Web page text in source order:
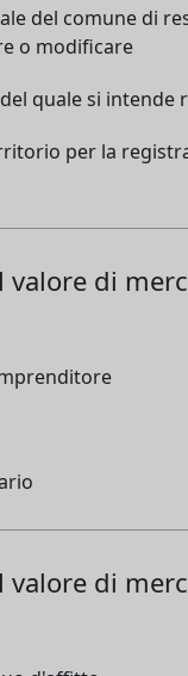
del comune di
o modificare
quale si
per la
di
di